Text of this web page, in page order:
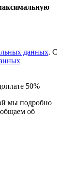
данных. С
50%
мы подробно
об